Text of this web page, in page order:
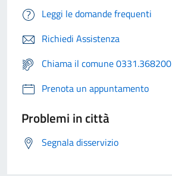
Leggi le domande frequenti
Richiedi Assistenza
Chiama il comune 0331.368200
Prenota un appuntamento
Problemi in città
Segnala disservizio